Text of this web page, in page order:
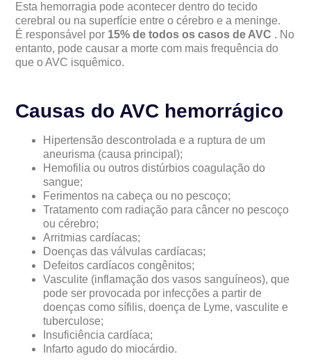
Esta hemorragia pode acontecer dentro do tecido
cerebral ou na superfície entre o cérebro e a meninge.
É responsável por 15% de todos os casos de AVC . No
entanto, pode causar a morte com mais frequência do
que o AVC isquêmico.
Causas do AVC hemorrágico
Hipertensão descontrolada e a ruptura de um
aneurisma (causa principal);
Hemofilia ou outros distúrbios coagulação do
sangue;
Ferimentos na cabeça ou no pescoço;
Tratamento com radiação para câncer no pescoço
ou cérebro;
Arritmias cardíacas;
Doenças das válvulas cardíacas;
Defeitos cardíacos congênitos;
Vasculite (inflamação dos vasos sanguíneos), que
pode ser provocada por infecções a partir de
doenças como sífilis, doença de Lyme, vasculite e
tuberculose;
Insuficiência cardíaca;
Infarto agudo do miocárdio.